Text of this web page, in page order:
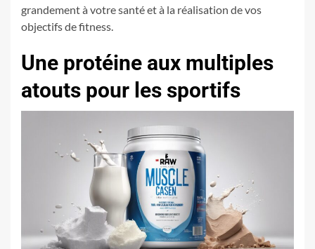
grandement à votre santé et à la réalisation de vos
objectifs de fitness.
Une protéine aux multiples
atouts pour les sportifs